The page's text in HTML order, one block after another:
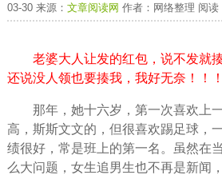
03-30 来源： 文章阅读网 作者：网络整理 阅读
老婆大人让发的红包，说不发就
还说没人领也要揍我，我好无奈！！！
那年，她十六岁，第一次喜欢 上
高，斯斯文文的，但很喜欢踢足球，
绩很好，常是班上的第一名。虽然在
么大问题， 女生追男生也不再是新闻